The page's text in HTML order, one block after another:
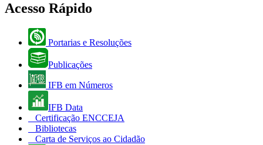
Acesso Rápido
Portarias e Resoluções
Publicações
IFB em Números
IFB Data
Certificação ENCCEJA
Bibliotecas
Carta de Serviços ao Cidadão